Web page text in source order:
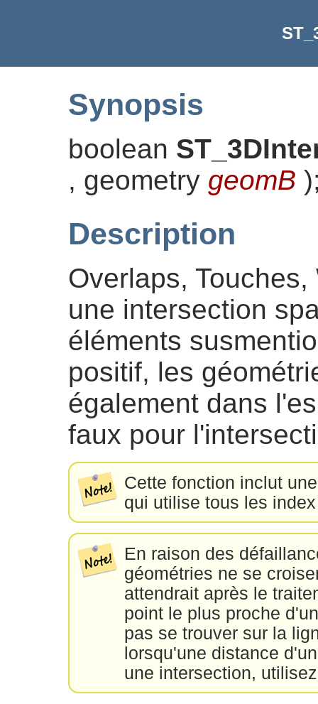
Synopsis
boolean
, geometry geomB )
Description
Overlaps,
une intersection
éléments
positif, les
également dans
faux pour
Cette fonction inclut
qui utilise tous les
En raison des
géométries ne se
attendrait après le
point le plus proche
pas se trouver sur la
lorsqu'une distance
une intersection,